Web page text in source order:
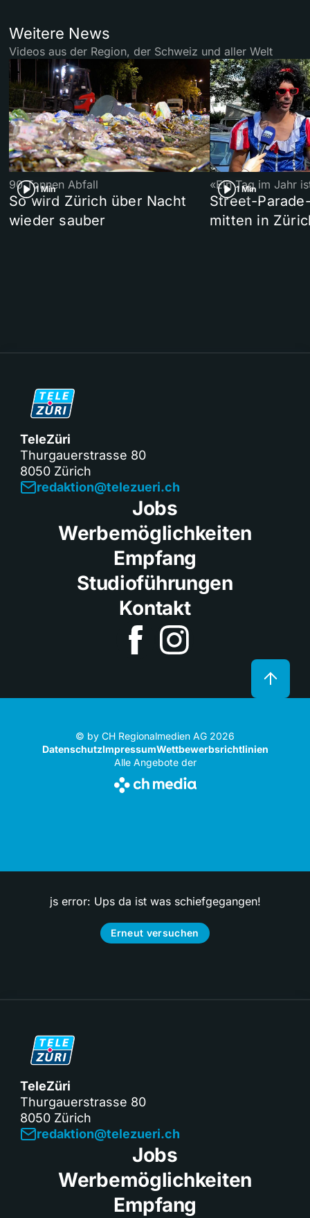
Weitere News
Videos aus der Region, der Schweiz und aller Welt
1 Min
90 Tonnen Abfall
So wird Zürich über Nacht
wieder sauber
1 Min
«Ein Tag im Jahr
Street-
mitten in
TeleZüri
Thurgauerstrasse 80
8050 Zürich
redaktion@telezueri.ch
Jobs
Werbemöglichkeiten
Empfang
Studioführungen
Kontakt
© by CH Regionalmedien AG 2026
DatenschutzImpressumWettbewerbsrichtlinien
Alle Angebote der
js error: Ups da ist was schiefgegangen!
Erneut versuchen
TeleZüri
Thurgauerstrasse 80
8050 Zürich
redaktion@telezueri.ch
Jobs
Werbemöglichkeiten
Empfang